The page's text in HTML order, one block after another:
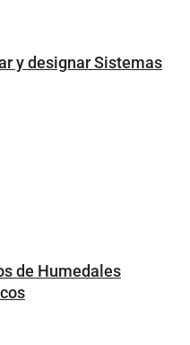
y designar Sistemas
de Humedales